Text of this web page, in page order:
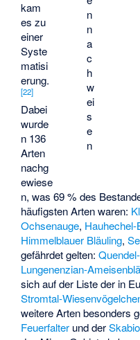
n
n
a
c
h
w
ei
s
e
n
kam
es zu
einer
Syste
matisi
erung.
[22]
Dabei
wurde
n 136
Arten
nachg
ewiese
n, was 69 % des
häufigsten Arten waren:
Ochsenauge, Hauhechel-
Himmelblauer Bläuling,
gefährdet gelten:
Lungenenzian-
sich auf der Liste der in
Stromtal-
weitere Arten besonders
Feuerfalter und der